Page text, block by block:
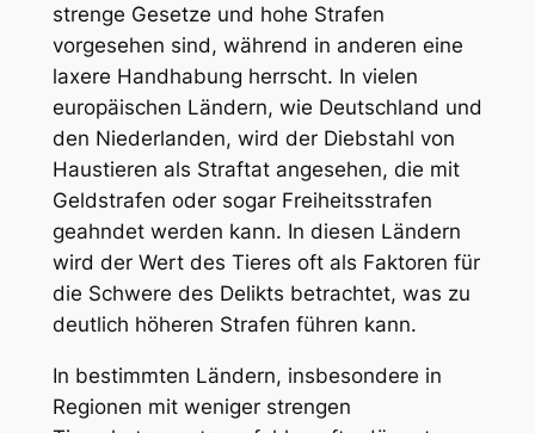
strenge Gesetze und hohe Strafen
vorgesehen sind, während in anderen eine
laxere Handhabung herrscht. In vielen
europäischen Ländern, wie Deutschland und
den Niederlanden, wird der Diebstahl von
Haustieren ‌als Straftat angesehen, die mit
Geldstrafen oder sogar Freiheitsstrafen
geahndet werden kann. In diesen Ländern⁤
wird der Wert des Tieres oft als Faktoren für
die Schwere des Delikts betrachtet, was zu
deutlich höheren Strafen führen⁢ kann.
In⁢ bestimmten Ländern, insbesondere in
Regionen mit weniger strengen